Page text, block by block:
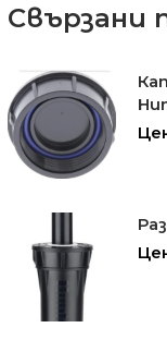
Свързани